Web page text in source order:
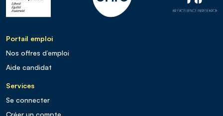
Portail emploi
Nos offres d’emploi
Aide candidat
Services
Se connecter
Créer un compte